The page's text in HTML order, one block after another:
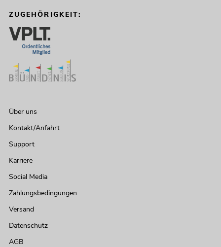
ZUGEHÖRIGKEIT:
Über uns
Kontakt/Anfahrt
Support
Karriere
Social Media
Zahlungsbedingungen
Versand
Datenschutz
AGB